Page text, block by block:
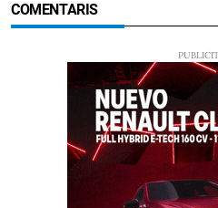
COMENTARIS